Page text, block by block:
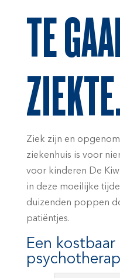
TE
Ziek zijn en
ziekenhuis is voor
voor kinderen De
in deze moeilijke
duizenden poppen
patiëntjes.
Een kostbaar